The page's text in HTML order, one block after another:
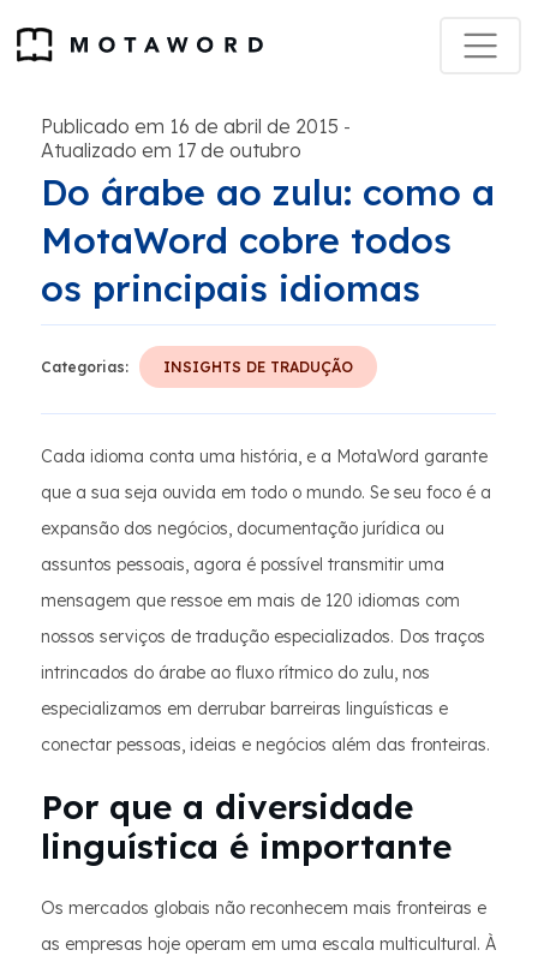
Publicado em 16 de abril de 2015 -
Atualizado em 17 de outubro
Do árabe ao zulu: como a
MotaWord cobre todos
os principais idiomas
Categorias: INSIGHTS DE TRADUÇÃO
Cada idioma conta uma história, e a MotaWord garante
que a sua seja ouvida em todo o mundo. Se seu foco é a
expansão dos negócios, documentação jurídica ou
assuntos pessoais, agora é possível transmitir uma
mensagem que ressoe em mais de 120 idiomas com
nossos serviços de tradução especializados. Dos traços
intrincados do árabe ao fluxo rítmico do zulu, nos
especializamos em derrubar barreiras linguísticas e
conectar pessoas, ideias e negócios além das fronteiras.
Por que a diversidade
linguística é importante
Os mercados globais não reconhecem mais fronteiras e
as empresas hoje operam em uma escala multicultural. À